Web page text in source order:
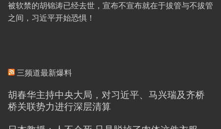
被软禁的胡锦涛已经去世，宣布不宣布就在于拔管与不拔管
之间，习近平开始恐惧！
三频道最新爆料
胡春华主持中央大局，对习近平、马兴瑞及齐桥
桥关联势力进行深层清算